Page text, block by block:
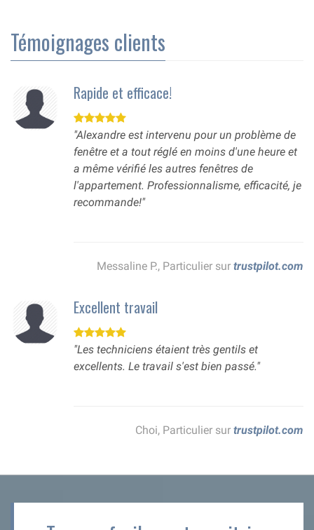
Témoignages clients
Rapide et efficace!
"Alexandre est intervenu pour un problème de
fenêtre et a tout réglé en moins d'une heure et
a même vérifié les autres fenêtres de
l'appartement. Professionnalisme, efficacité, je
recommande!"
Messaline P., Particulier sur trustpilot.com
Excellent travail
"Les techniciens étaient très gentils et
excellents. Le travail s'est bien passé."
Choi, Particulier sur trustpilot.com